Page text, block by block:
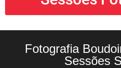
Fotografia
Sessões